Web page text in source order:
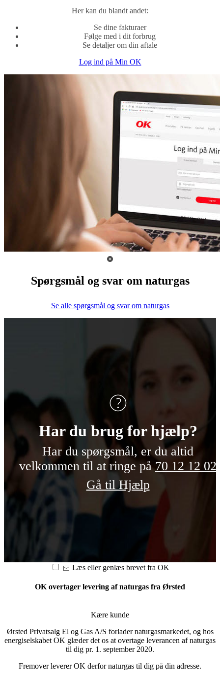
Her kan du blandt andet:
Se dine fakturaer
Følge med i dit forbrug
Se detaljer om din aftale
Log ind på Min OK
Spørgsmål og svar om naturgas
Se alle spørgsmål og svar om naturgas
Har du brug for hjælp?
Har du spørgsmål, er du altid
velkommen til at ringe på70 12 12 02
Gå til Hjælp
Læs eller genlæs brevet fra OK
OK overtager levering af naturgas fra Ørsted
Kære kunde
Ørsted Privatsalg El og Gas A/S forlader naturgasmarkedet, og hos
energiselskabet OK glæder det os at overtage leverancen af naturgas
til dig pr. 1. september 2020.
Fremover leverer OK derfor naturgas til dig på din adresse.